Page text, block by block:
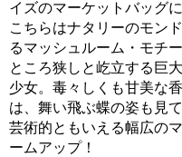
イズのマーケットバッグ
こちらはナタリーのモン
るマッシュルーム・モチ
ところ狭しと屹立する巨
少女。毒々しくも甘美な
は、舞い飛ぶ蝶の姿も見て
芸術的ともいえる幅広の
ームアップ！